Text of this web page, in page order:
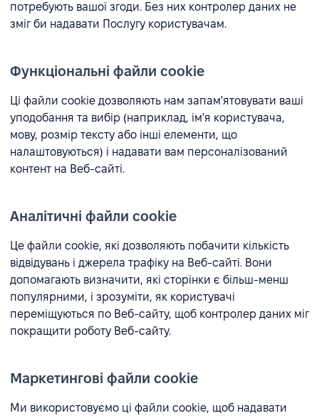
потребують вашої згоди. Без них контролер даних не
зміг би надавати Послугу користувачам.
Функціональні файли cookie
Ці файли cookie дозволяють нам запам'ятовувати ваші
уподобання та вибір (наприклад, ім'я користувача,
мову, розмір тексту або інші елементи, що
налаштовуються) і надавати вам персоналізований
контент на Веб-сайті.
Аналітичні файли cookie
Це файли cookie, які дозволяють побачити кількість
відвідувань і джерела трафіку на Веб-сайті. Вони
допомагають визначити, які сторінки є більш-менш
популярними, і зрозуміти, як користувачі
переміщуються по Веб-сайту, щоб контролер даних міг
покращити роботу Веб-сайту.
Маркетингові файли cookie
Ми використовуємо ці файли cookie, щоб надавати